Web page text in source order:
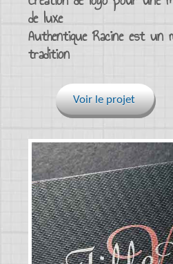
de luxe
Authentique Racine est un
tradition
Voir le projet